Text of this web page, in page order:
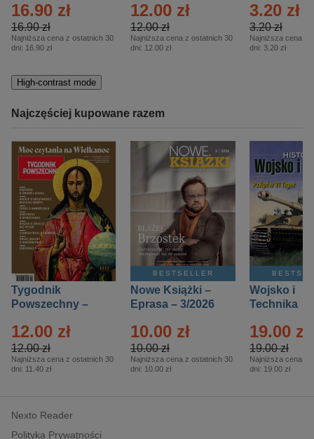
16.90 zł
16.90 zł
Najniższa cena z ostatnich 30
dni: 16.90 zł
12.00 zł
12.00 zł
Najniższa cena z ostatnich 30
dni: 12.00 zł
3.20 zł
3.20 zł
Najniższa cena z
dni: 3.20 zł
High-contrast mode
Najczęściej kupowane razem
Tygodnik
Powszechny –
12.00 zł
12.00 zł
Najniższa cena z ostatnich 30
dni: 11.40 zł
BESTSELLER
Nowe Książki –
Eprasa – 3/2026
10.00 zł
10.00 zł
Najniższa cena z ostatnich 30
dni: 10.00 zł
Wojsko i
Technika
– 2/2026
19.00 zł
19.00 zł
Najniższa cena z
dni: 19.00 zł
Nexto Reader
Polityka Prywatności